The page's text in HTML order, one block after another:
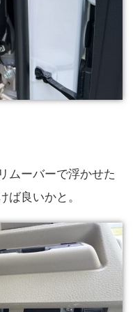
ムーバーで浮かせた
ば良いかと。